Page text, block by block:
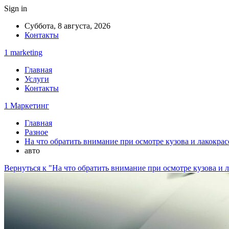
Sign in
Суббота, 8 августа, 2026
Контакты
1 marketing
Главная
Услуги
Контакты
1 Маркетинг
Главная
Разное
На что обратить внимание при осмотре кузова и
авто
Вернуться к "На что обратить внимание при осмотре кузова и